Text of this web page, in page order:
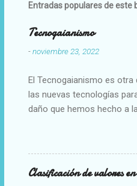
Entradas populares de este
Tecnogaianismo
-noviembre 23, 2022
El Tecnogaianismo es
las nuevas tecnologías
daño que hemos hecho a
Clasificación de valores